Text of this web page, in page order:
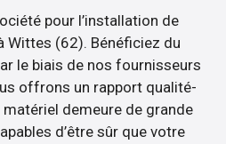
pour l’installation de
Wittes (62). Bénéficiez du
le biais de nos fournisseurs
offrons un rapport qualité-
demeure de grande
d’être sûr que votre